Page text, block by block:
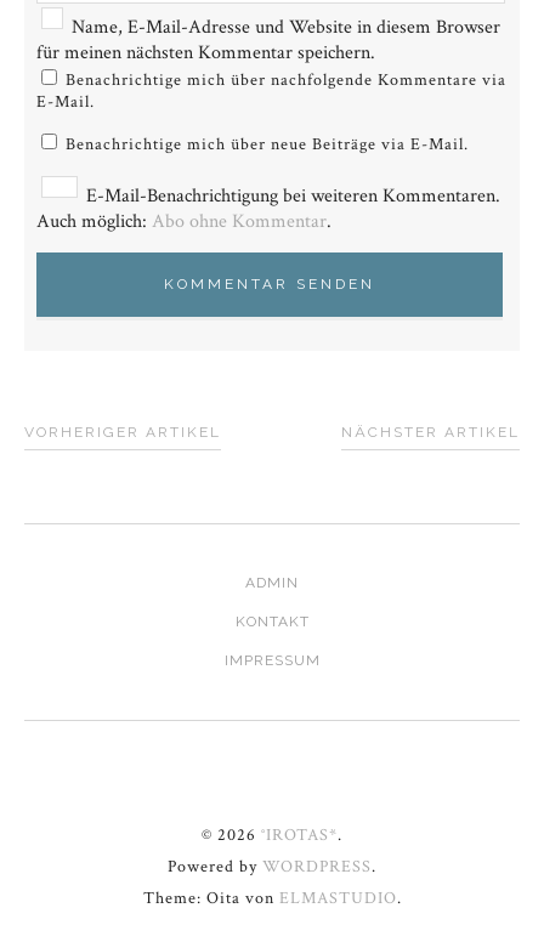
Name, E-Mail-Adresse und Website in diesem Browser
für meinen nächsten Kommentar speichern.
Benachrichtige mich über nachfolgende Kommentare via
E-Mail.
Benachrichtige mich über neue Beiträge via E-Mail.
E-Mail-Benachrichtigung bei weiteren Kommentaren.
Auch möglich: Abo ohne Kommentar.
NÄCHSTER ARTIKEL
VORHERIGER ARTIKEL
ADMIN
KONTAKT
IMPRESSUM
© 2026 °IROTAS*.
Powered by WORDPRESS.
Theme: Oita von ELMASTUDIO.